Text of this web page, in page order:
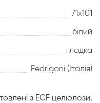
71х101
білий
гладка
Fedrigoni (Італія)
з ECF целюлози,